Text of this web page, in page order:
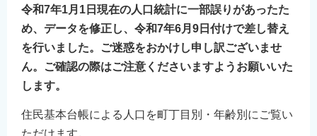
令和7年1月1日現在の人口統計に一部誤りがあったた
め、データを修正し、令和7年6月9日付けで差し替え
を行いました。ご迷惑をおかけし申し訳ございませ
ん。ご確認の際はご注意くださいますようお願いいた
します。
住民基本台帳による人口を町丁目別・年齢別にご覧い
ただけます。